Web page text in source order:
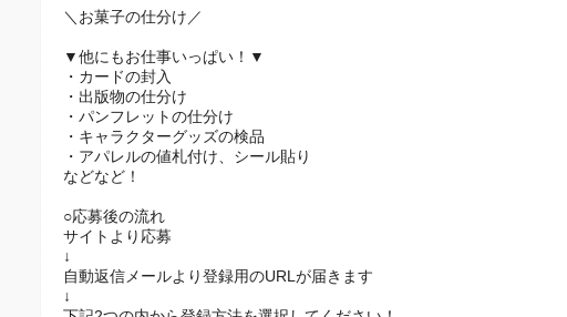
＼お菓子の仕分け／
▼他にもお仕事いっぱい！▼
・カードの封入
・出版物の仕分け
・パンフレットの仕分け
・キャラクターグッズの検品
・アパレルの値札付け、シール貼り
などなど！
○応募後の流れ
サイトより応募
↓
自動返信メールより登録用のURLが届きます
↓